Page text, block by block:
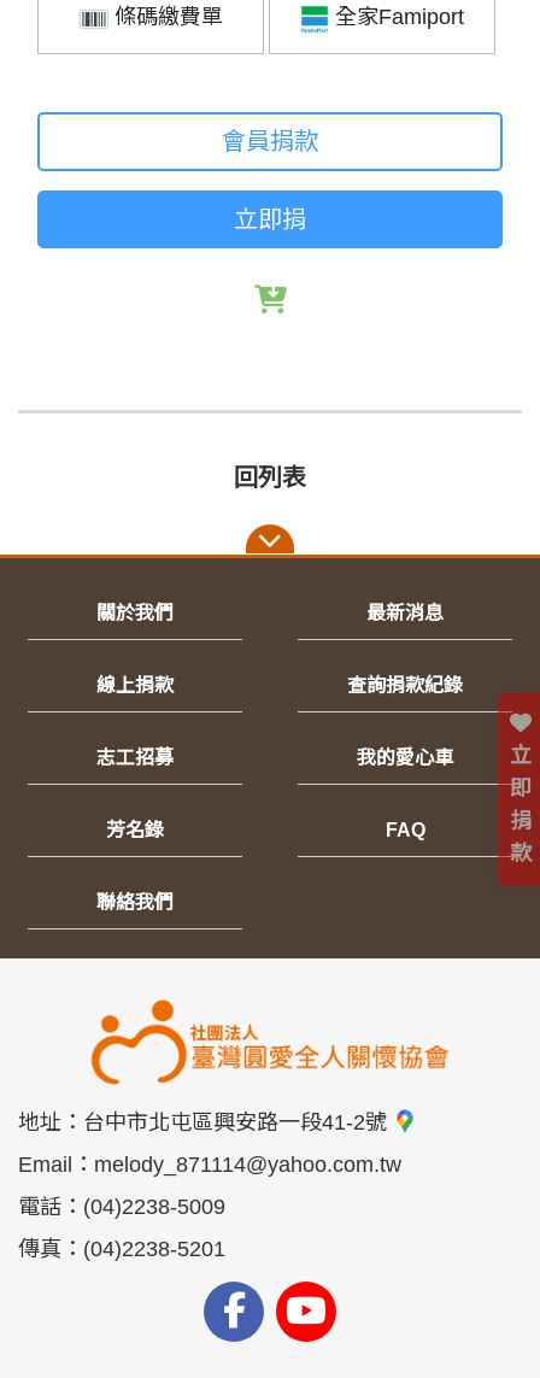
條碼繳費單 全家Famiport
會員捐款
立即捐
回列表
立
即
捐
款
關於我們 最新消息
線上捐款 查詢捐款紀錄
志工招募 我的愛心車
芳名錄 FAQ
聯絡我們
地址： 台中市北屯區興安路一段41-2號
Email： melody_871114@yahoo.com.tw
電話： (04)2238-5009
傳真： (04)2238-5201